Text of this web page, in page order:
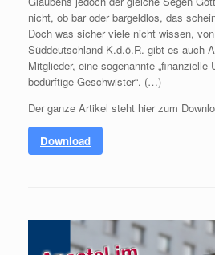
nicht, ob bar oder bargeldlos, das
Doch was sicher viele nicht wissen,
Süddeutschland K.d.ö.R. gibt es auch
Mitglieder, eine sogenannte „finanzielle
bedürftige Geschwister“. (…)
Der ganze Artikel steht hier zum
Download